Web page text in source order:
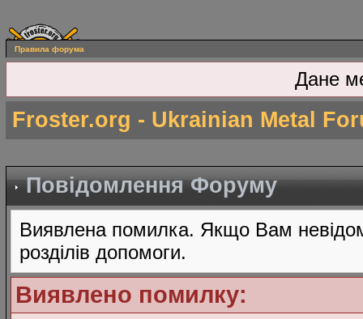
Правила форума
Дане
Froster.org - Ukrainian Metal
Повідомлення Форуму
Виявлена помилка. Якщо Вам
розділів допомоги.
Виявлено помилку: